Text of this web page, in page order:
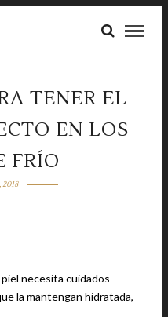
TENER EL
EN LOS
FRÍO
2018
necesita cuidados
la mantengan hidratada,